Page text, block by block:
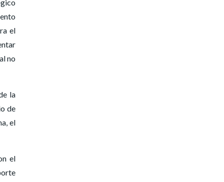
el
no
la
de
el
el